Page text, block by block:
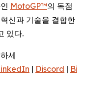
MotoGP™의 독점
신과 기술을 결합한
있다.
세
| Discord |